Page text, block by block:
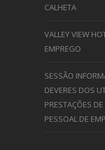
CALHETA
VALLEY VIEW
EMPREGO
SESSÃO
DEVERES DOS
PRESTAÇÕES
PESSOAL DE